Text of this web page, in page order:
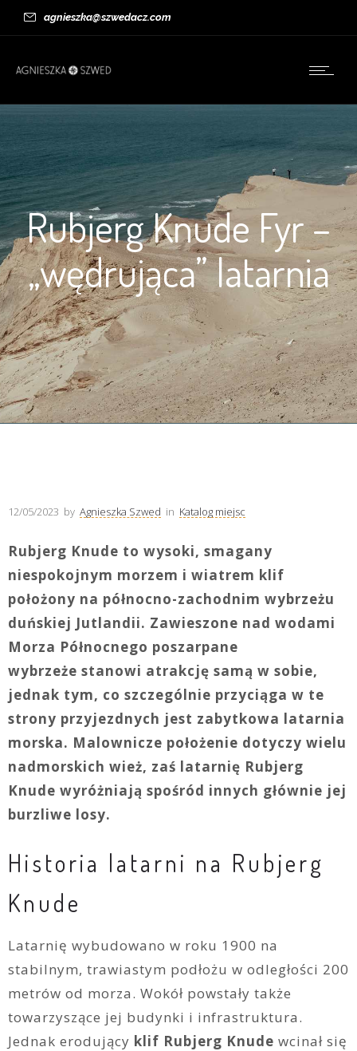
agnieszka@szwedacz.com
Rubjerg Knude Fyr –
„wędrująca” latarnia
12/05/2023 by Agnieszka Szwed in Katalog miejsc
Rubjerg Knude to wysoki, smagany
niespokojnym morzem i wiatrem klif
położony na północno-zachodnim wybrzeżu
duńskiej Jutlandii. Zawieszone nad wodami
Morza Północnego poszarpane
wybrzeże stanowi atrakcję samą w sobie,
jednak tym, co szczególnie przyciąga w te
strony przyjezdnych jest zabytkowa latarnia
morska. Malownicze położenie dotyczy wielu
nadmorskich wież, zaś latarnię Rubjerg
Knude wyróżniają spośród innych głównie jej
burzliwe losy.
Historia latarni na Rubjerg
Knude
Latarnię wybudowano w roku 1900 na
stabilnym, trawiastym podłożu w odległości 200
metrów od morza. Wokół powstały także
towarzyszące jej budynki i infrastruktura.
Jednak erodujący klif Rubjerg Knude wcinał się